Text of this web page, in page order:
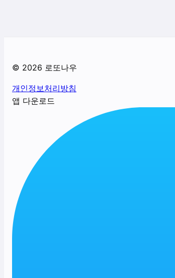
© 2026 로또나우
개인정보처리방침
앱 다운로드